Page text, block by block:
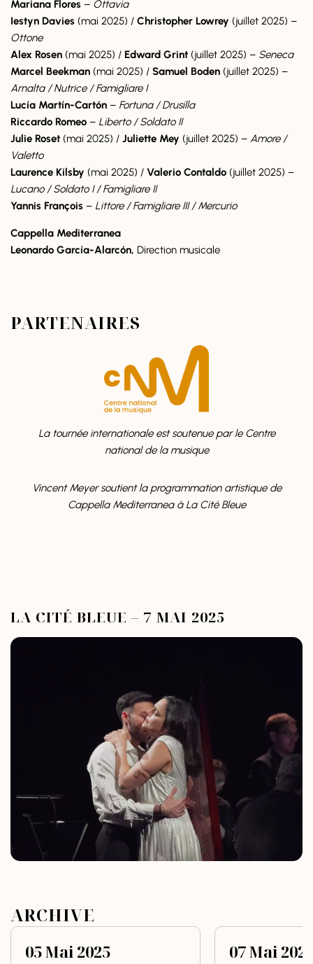
Mariana Flores – Ottavia
Iestyn Davies (mai 2025) / Christopher Lowrey (juillet 2025) –
Ottone
Alex Rosen (mai 2025) / Edward Grint (juillet 2025) – Seneca
Marcel Beekman (mai 2025) / Samuel Boden (juillet 2025) –
Arnalta / Nutrice / Famigliare I
Lucía Martín-Cartón – Fortuna / Drusilla
Riccardo Romeo – Liberto / Soldato II
Julie Roset (mai 2025) / Juliette Mey (juillet 2025) – Amore /
Valetto
Laurence Kilsby (mai 2025) / Valerio Contaldo (juillet 2025) –
Lucano / Soldato I / Famigliare II
Yannis François – Littore / Famigliare III / Mercurio
Cappella Mediterranea
Leonardo García-Alarcón, Direction musicale
PARTENAIRES
La tournée internationale est soutenue par le Centre
national de la musique
Vincent Meyer soutient la programmation artistique de
Cappella Mediterranea à La Cité Bleue
LA CITÉ BLEUE – 7 MAI 2025
ARCHIVE
05Mai 2025 07Mai